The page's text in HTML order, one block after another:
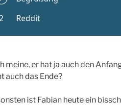
meine, er hat ja auch den
auch das Ende?
ist Fabian heute ein